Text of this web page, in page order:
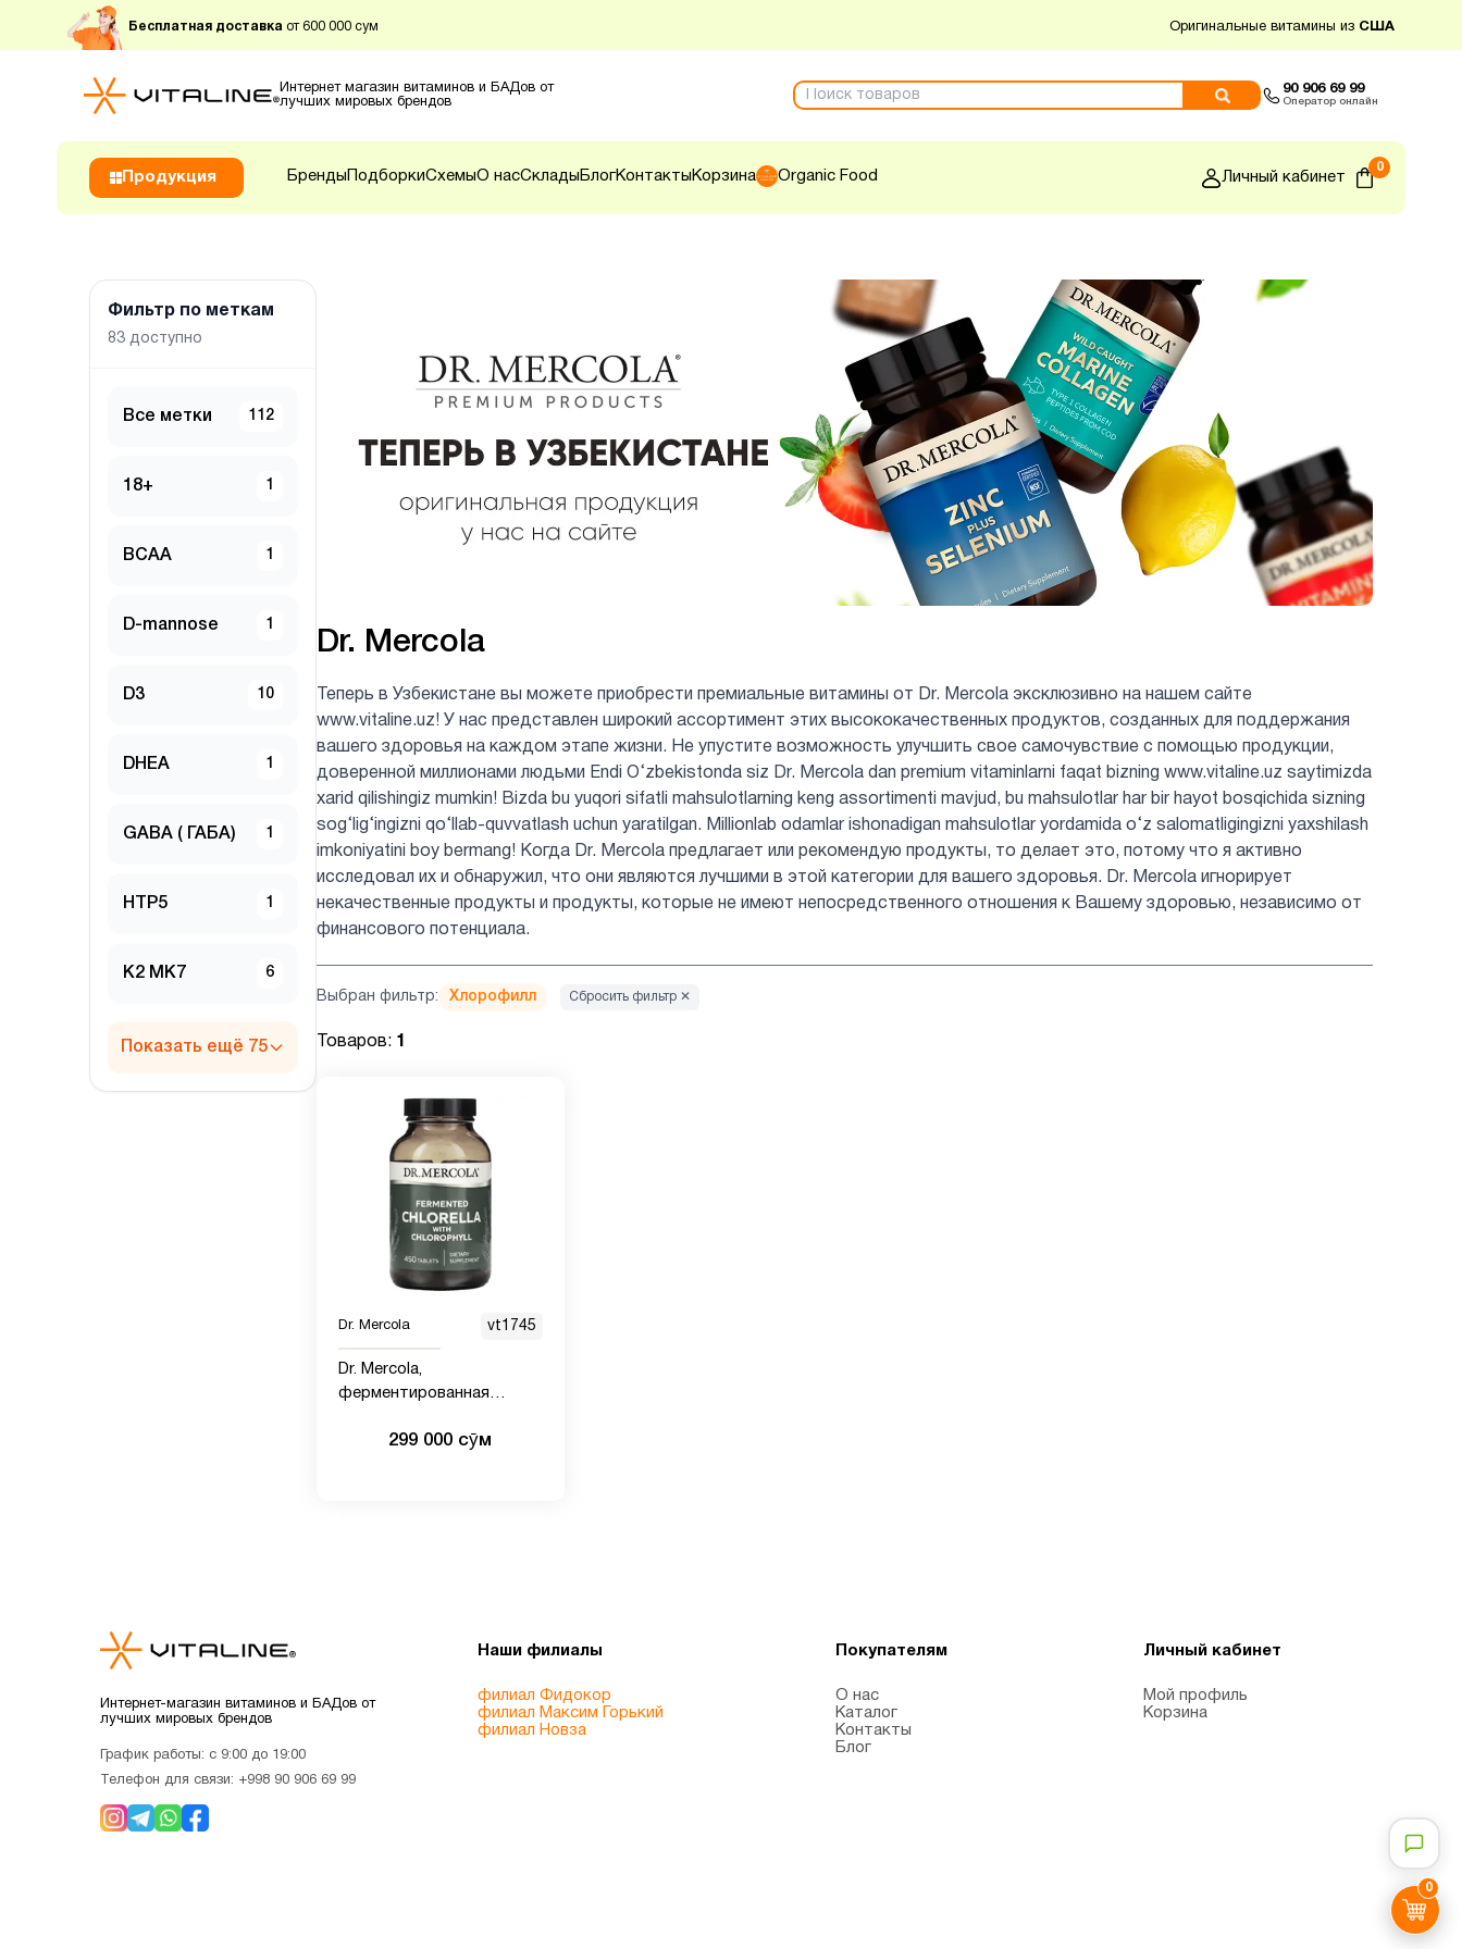
Бесплатная доставка от 600 000 сум Оригинальные витамины из США
Интернет магазин витаминов и БАДов от
лучших мировых брендов
90 906 69 99
Оператор онлайн
Продукция Бренды ПодборкиСхемыО насСклады БлогКонтакты Корзина Organic Food Личный кабинет
0
0
Фильтр по меткам
83 доступно
Все метки 112
18+ 1
BCAA 1
D-mannose 1
D3 10
DHEA 1
GABA ( ГАБА) 1
HTP5 1
K2 MK7 6
Показать ещё 75
Dr. Mercola
Теперь в Узбекистане вы можете приобрести премиальные витамины от Dr. Mercola эксклюзивно на нашем сайте
www.vitaline.uz! У нас представлен широкий ассортимент этих высококачественных продуктов, созданных для поддержания
вашего здоровья на каждом этапе жизни. Не упустите возможность улучшить свое самочувствие с помощью продукции,
доверенной миллионами людьми Endi O‘zbekistonda siz Dr. Mercola dan premium vitaminlarni faqat bizning www.vitaline.uz saytimizda
xarid qilishingiz mumkin! Bizda bu yuqori sifatli mahsulotlarning keng assortimenti mavjud, bu mahsulotlar har bir hayot bosqichida sizning
sog‘lig‘ingizni qo‘llab-quvvatlash uchun yaratilgan. Millionlab odamlar ishonadigan mahsulotlar yordamida o‘z salomatligingizni yaxshilash
imkoniyatini boy bermang! Когда Dr. Mercola предлагает или рекомендую продукты, то делает это, потому что я активно
исследовал их и обнаружил, что они являются лучшими в этой категории для вашего здоровья. Dr. Mercola игнорирует
некачественные продукты и продукты, которые не имеют непосредственного отношения к Вашему здоровью, независимо от
финансового потенциала.
Выбран фильтр: Хлорофилл Сбросить фильтр ✕
Товаров: 1
Dr. Mercola vt1745
Dr. Mercola,
ферментированная
299 000 сӯм
Интернет-магазин витаминов и БАДов от
лучших мировых брендов
График работы: с 9:00 до 19:00
Телефон для связи: +998 90 906 69 99
Наши филиалы
филиал Фидокор
филиал Максим Горький
филиал Новза
Покупателям
О нас
Каталог
Контакты
Блог
Личный кабинет
Мой профиль
Корзина